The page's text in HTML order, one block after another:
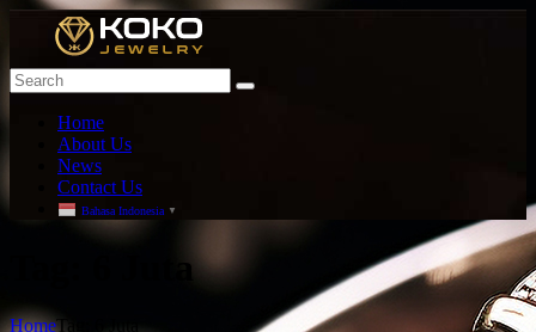
Home
About Us
News
Contact Us
Bahasa Indonesia ▼
ag: 6 Juta
HomeTag: 6 Juta